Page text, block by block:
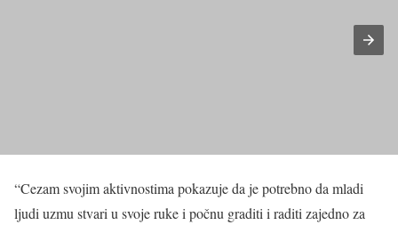
“Cezam svojim aktivnostima pokazuje da je potrebno da mladi
ljudi uzmu stvari u svoje ruke i počnu graditi i raditi zajedno za